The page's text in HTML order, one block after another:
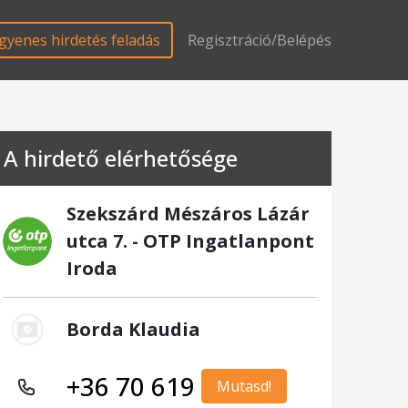
hirdetés feladás Regisztráció/Belépés
A hirdető elérhetősége
Szekszárd Mészáros Lázár
utca 7. - OTP Ingatlanpont
Iroda
Borda Klaudia
+36 70 619 Mutasd!